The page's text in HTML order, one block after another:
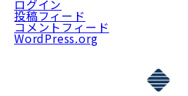
ログイン
投稿フィード
コメントフィード
WordPress.org